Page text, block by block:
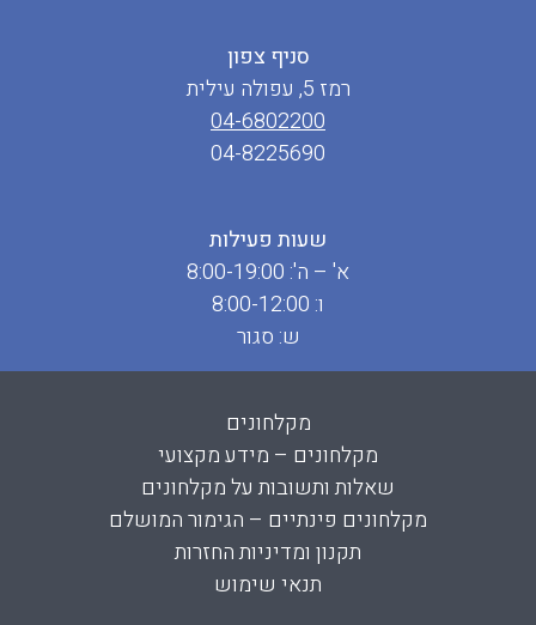
סניף צפון
רמז 5, עפולה עילית
04-6802200
04-8225690
שעות פעילות
א' – ה': 8:00-19:00
ו: 8:00-12:00
ש: סגור
מקלחונים
מקלחונים – מידע מקצועי
שאלות ותשובות על מקלחונים
מקלחונים פינתיים – הגימור המושלם
תקנון ומדיניות החזרות
תנאי שימוש